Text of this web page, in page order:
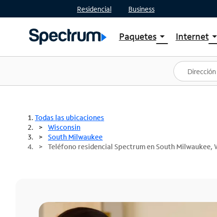
Residencial Business
Paquetesarrow_drop_down
Ver paquetes
Spectrum One
Mejores ofertas
Internetarrow_drop_down
Planes
Todas las ubicaciones
Wisconsin
South Milwaukee
Teléfono residencial Spectrum en South Milwaukee,